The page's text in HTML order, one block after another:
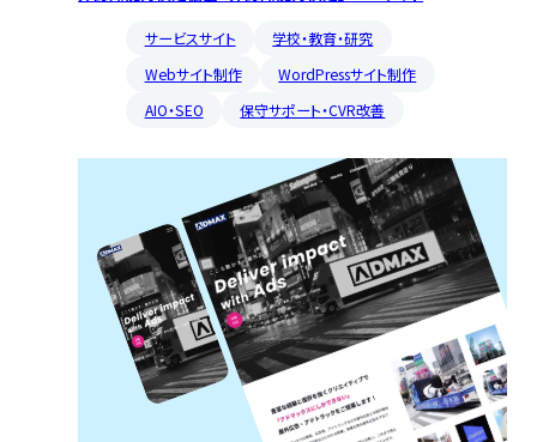
サービスサイト
学校・教育・研究
Webサイト制作
WordPressサイト制作
AIO・SEO
保守サポート・CVR改善